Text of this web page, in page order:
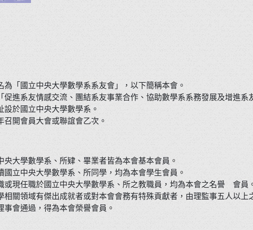
為「國立中央大學數學系系友會」，以下簡稱本會。
促進系友情感交流、團結系友事業合作、協助數學系系務發展及增進系
設於國立中央大學數學系。
召開會員大會或聯誼會乙次。
央大學數學系、所肄、畢業者皆為本會基本會員。
國立中央大學數學系、所同學，均為本會學生會員。
或現任職於國立中央大學數學系、所之教職員，均為本會之名譽 會員
相關領域有傑出成就者或對本會會務有特殊貢獻者，由理監事五人以上
事會通過，得為本會榮譽會員。